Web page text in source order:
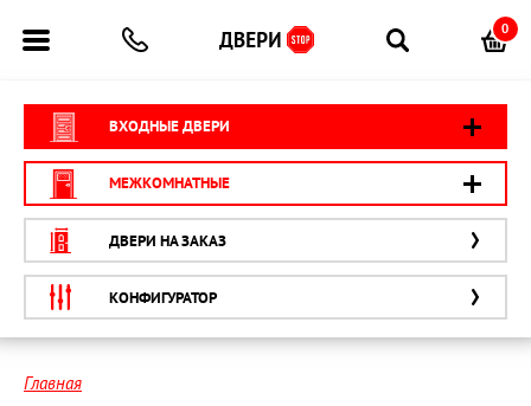
0
ВХОДНЫЕ ДВЕРИ
МЕЖКОМНАТНЫЕ
ДВЕРИ НА ЗАКАЗ
КОНФИГУРАТОР
Главная